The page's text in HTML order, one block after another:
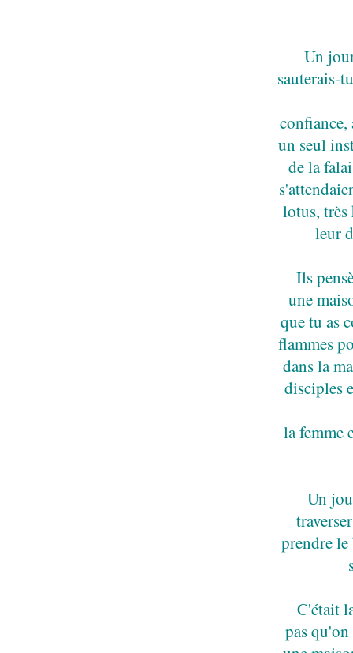
Un
sauterais-
confiance,
un seul
de la
lotus,
leur
Ils
une
que tu as
flammes
dans la
disciples
la femme
Un
prendre le
C'était
pas